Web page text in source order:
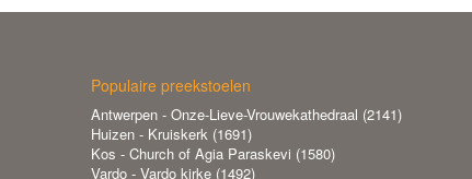
Populaire preekstoelen
Antwerpen - Onze-Lieve-Vrouwekathedraal (2141)
Huizen - Kruiskerk (1691)
Kos - Church of Agia Paraskevi (1580)
Vardo - Vardo kirke (1492)